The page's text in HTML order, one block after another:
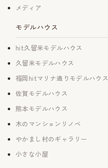
メディア
モデルハウス
hit久留米モデルハウス
久留米モデルハウス
福岡hitマリナ通りモデルハウス
佐賀モデルハウス
熊本モデルハウス
木のマンションリノベ
やかまし村のギャラリー
小さな小屋